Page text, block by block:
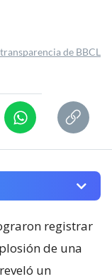
de BBCL
registrar
de una
un